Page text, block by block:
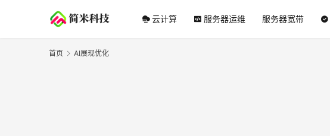
云计算 服务器运维 服务器宽带
首页 AI展现优化